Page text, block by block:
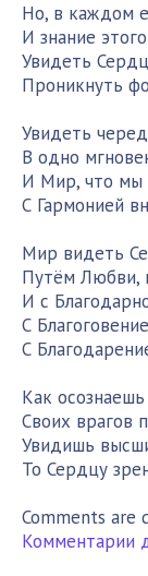
Но, в каждом
И знание
Увидеть
Проникнуть
Увидеть
В одно
И Мир, что мы
С Гармонией
Мир видеть
Путём Любви,
И с
С
С
Как
Своих врагов
Увидишь
То Сердцу
Comments are
Комментарии